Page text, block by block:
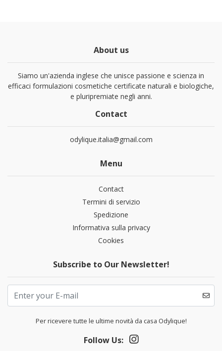
About us
Siamo un'azienda inglese che unisce passione e scienza in
efficaci formulazioni cosmetiche certificate naturali e biologiche,
e pluripremiate negli anni.
Contact
odylique.italia@gmail.com
Menu
Contact
Termini di servizio
Spedizione
Informativa sulla privacy
Cookies
Subscribe to Our Newsletter!
Per ricevere tutte le ultime novità da casa Odylique!
Follow Us: